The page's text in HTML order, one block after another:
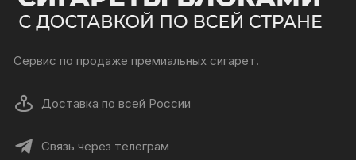
Сервис по продаже премиальных сигарет.
Доставка по всей России
Связь через телеграм